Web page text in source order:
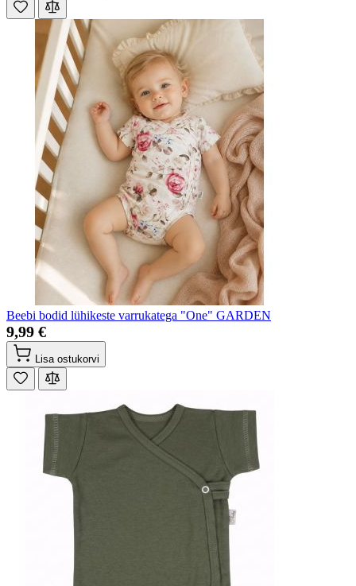
Beebi bodid lühikeste varrukatega "One" GARDEN
9,99 €
Lisa ostukorvi